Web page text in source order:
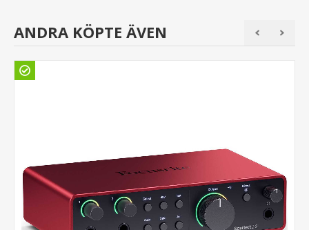
ANDRA KÖPTE ÄVEN